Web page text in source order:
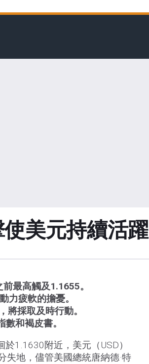
美元持續活躍
最高觸及1.1655。
力疲軟的擔憂。
將採取及時行動。
和褐皮書。
1.1630附近，美元（USD）
失地，儘管美國總統唐納德·特